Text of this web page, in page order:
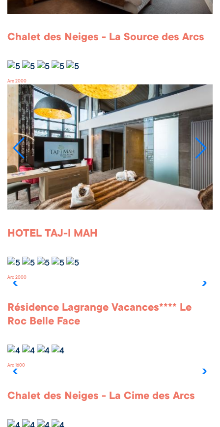
Chalet des Neiges - La Source des Arcs
Arc 2000
HOTEL TAJ-I MAH
Arc 2000
Résidence Lagrange Vacances**** Le
Roc Belle Face
Arc 1600
Chalet des Neiges - La Cime des Arcs